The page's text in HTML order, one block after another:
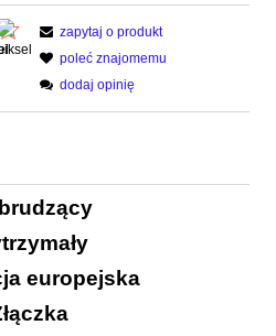
zapytaj o produkt
poleć znajomemu
dodaj opinię
europejska